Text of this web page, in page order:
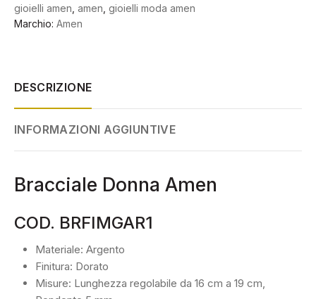
gioielli amen amen gioielli moda amen
Marchio: Amen
DESCRIZIONE
INFORMAZIONI AGGIUNTIVE
Bracciale Donna Amen
COD. BRFIMGAR1
Materiale: Argento
Finitura: Dorato
Misure: Lunghezza regolabile da 16 cm a 19 cm,